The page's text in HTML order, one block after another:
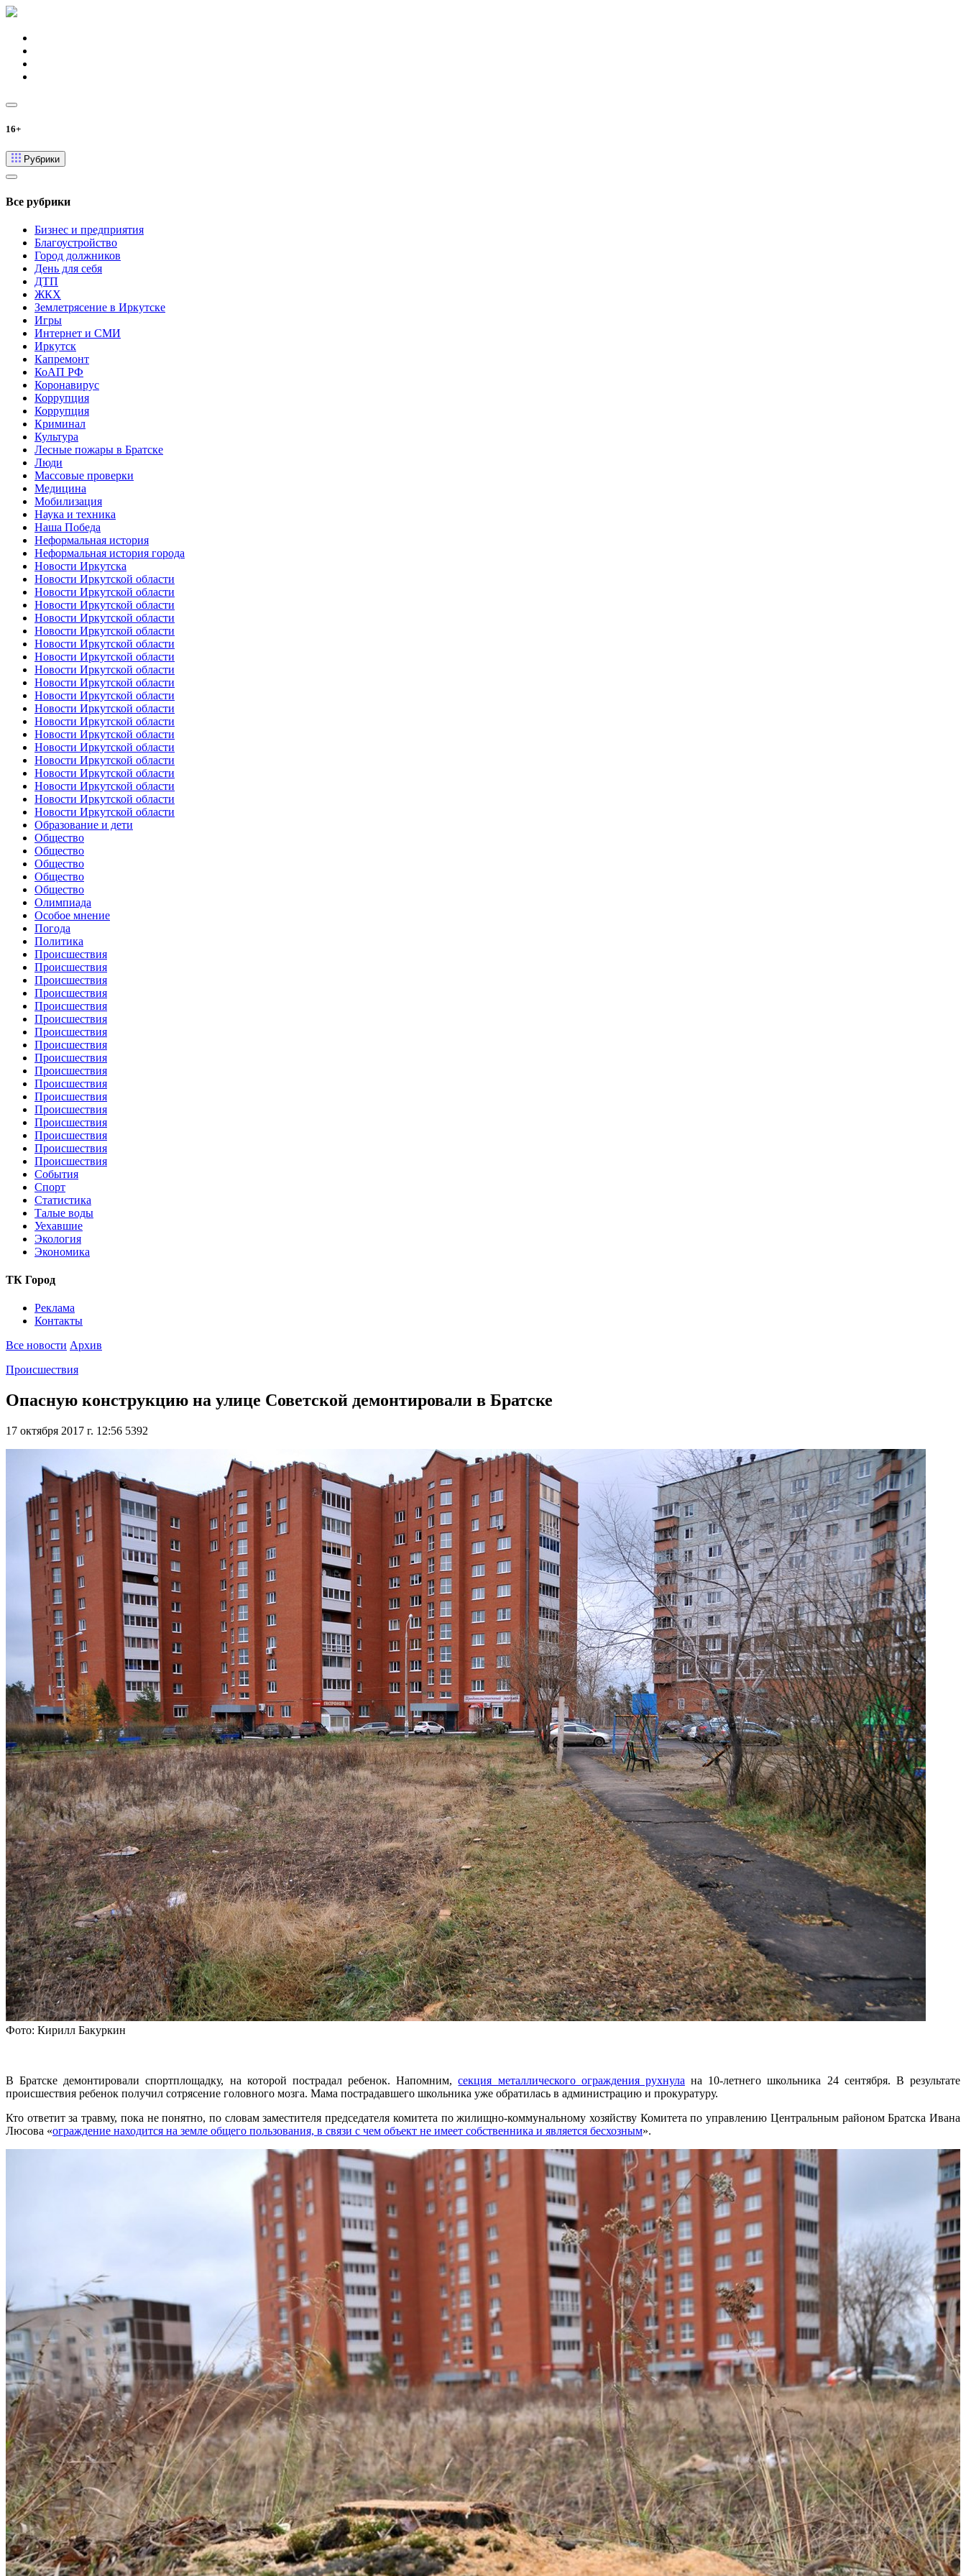
16+
Рубрики
Все рубрики
Бизнес и предприятия
Благоустройство
Город должников
День для себя
ДТП
ЖКХ
Землетрясение в Иркутске
Игры
Интернет и СМИ
Иркутск
Капремонт
КоАП РФ
Коронавирус
Коррупция
Коррупция
Криминал
Культура
Лесные пожары в Братске
Люди
Массовые проверки
Медицина
Мобилизация
Наука и техника
Наша Победа
Неформальная история
Неформальная история города
Новости Иркутска
Новости Иркутской области
Новости Иркутской области
Новости Иркутской области
Новости Иркутской области
Новости Иркутской области
Новости Иркутской области
Новости Иркутской области
Новости Иркутской области
Новости Иркутской области
Новости Иркутской области
Новости Иркутской области
Новости Иркутской области
Новости Иркутской области
Новости Иркутской области
Новости Иркутской области
Новости Иркутской области
Новости Иркутской области
Новости Иркутской области
Новости Иркутской области
Образование и дети
Общество
Общество
Общество
Общество
Общество
Олимпиада
Особое мнение
Погода
Политика
Происшествия
Происшествия
Происшествия
Происшествия
Происшествия
Происшествия
Происшествия
Происшествия
Происшествия
Происшествия
Происшествия
Происшествия
Происшествия
Происшествия
Происшествия
Происшествия
Происшествия
События
Спорт
Статистика
Талые воды
Уехавшие
Экология
Экономика
ТК Город
Реклама
Контакты
Все новости Архив
Происшествия
Опасную конструкцию на улице Советской демонтировали в Братске
17 октября 2017 г. 12:56 5392
Фото: Кирилл Бакуркин
В Братске демонтировали спортплощадку, на которой пострадал ребенок. Напомним,секция металлического ограждения рухнула на 10-летнего школьника 24 сентября. В результате
происшествия ребенок получил сотрясение головного мозга. Мама пострадавшего школьника уже обратилась в администрацию и прокуратуру.
Кто ответит за травму, пока не понятно, по словам заместителя председателя комитета по жилищно-коммунальному хозяйству Комитета по управлению Центральным районом Братска Ивана
Люсова «ограждение находится на земле общего пользования, в связи с чем объект не имеет собственника и является бесхозным».